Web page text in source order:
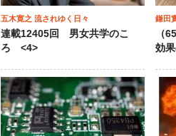
五木寛之 流されゆく日々
連載12405回 男女共学のこ
ろ <4>
鎌田
（
効